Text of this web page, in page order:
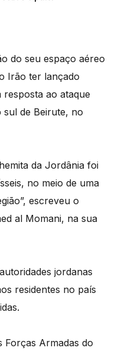
do seu espaço aéreo
Irão ter lançado
ao ataque
de Beirute, no
da Jordânia foi
no meio de uma
escreveu o
al Momani, na sua
jordanas
residentes no país
Forças Armadas do